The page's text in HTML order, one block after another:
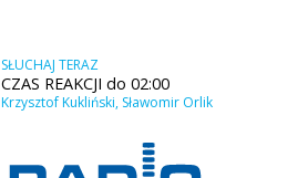
SŁUCHAJ TERAZ
CZAS REAKCJI do 02:00
Krzysztof Kukliński, Sławomir Orlik